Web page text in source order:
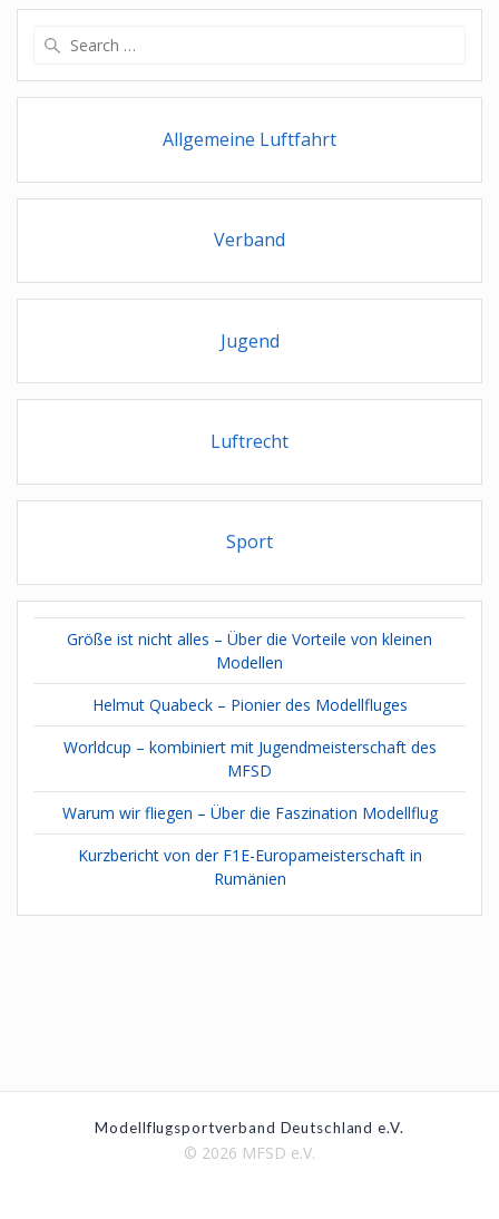
Allgemeine Luftfahrt
Verband
Jugend
Luftrecht
Sport
Größe ist nicht alles – Über die Vorteile von kleinen
Modellen
Helmut Quabeck – Pionier des Modellfluges
Worldcup – kombiniert mit Jugendmeisterschaft des
MFSD
Warum wir fliegen – Über die Faszination Modellflug
Kurzbericht von der F1E-Europameisterschaft in
Rumänien
Modellflugsportverband Deutschland e.V.
© 2026 MFSD e.V.